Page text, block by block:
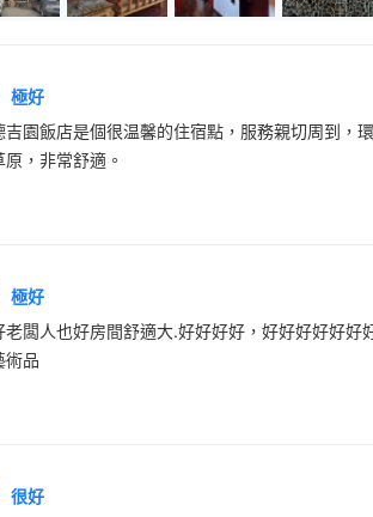
極好
吉園飯店是個很温馨的住宿點，服務親切周到，
，非常舒適。
極好
老闆人也好房間舒適大.好好好好，好好好好好
術品
很好